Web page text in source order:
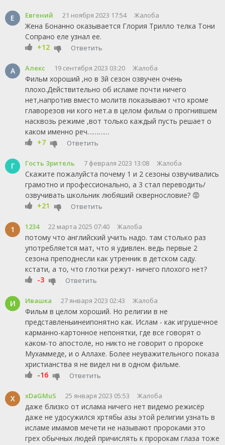
Е Евгений 21 ноября 2023 17:54 Жалоба
Жена Бонанно оказывается Глория Трилло телка Тони
Сопрано еле узнал ее.
+12
Ответить
А Алекс 19 сентября 2023 03:20 Жалоба
Фильм хороший ,но в 3й сезон озвучен очень
плохо.Действительно об исламе почти ничего
нет,напротив вместо молитв показывают что кроме
главорезов ни кого нет.а в целом фильм о прогнившем
насквозь режиме ,вот только каждый пусть решает о
каком именно реч…………
+7
Ответить
Г Гость Зритель 7 февраля 2023 13:08 Жалоба
Скажите пожалуйста почему 1 и 2 сезоны озвучивались
грамотно и профессионально, а 3 стал переводить/
озвучивать школьник любяший сквернословие? 😡
+21
Ответить
1 1234 22 марта 2025 07:40 Жалоба
потому что английский учить надо. там столько раз
употребляется мат, что я удивлен. ведь первые 2
сезона преподнесли как утренник в детском саду.
кстати, а то, что глотки режут- ничего плохого нет?
-3
Ответить
И Ивашка 27 января 2023 02:43 Жалоба
Фильм в целом хороший. Но религии в не
представленыинеипонятно как. Ислам - как игрушечное
карманно-картонное непонятки, где все говорят о
каком-то апостоле, но никто не говорит о пророке
Мухаммеде, и о Аллахе. Более неуважительного показа
христианства я не видел ни в одном фильме.
-16
Ответить
X xDaGMuS 25 января 2023 05:53 Жалоба
даже близко от ислама ничего нет видемо режисёр
даже не удосужился хртябы азы этой религии узнать в
исламе имамов мечети не называют пророками это
грех обычных людей причислять к пророкам глаза тоже